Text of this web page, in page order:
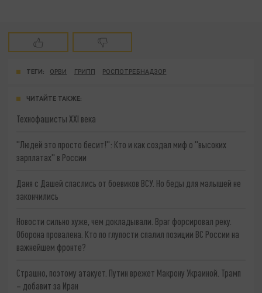
ТЕГИ: ОРВИ ГРИПП РОСПОТРЕБНАДЗОР
ЧИТАЙТЕ ТАКЖЕ:
Технофашисты XXI века
"Людей это просто бесит!": Кто и как создал миф о "высоких
зарплатах" в России
Даня с Дашей спаслись от боевиков ВСУ. Но беды для малышей не
закончились
Новости сильно хуже, чем докладывали. Враг форсировал реку.
Оборона провалена. Кто по глупости спалил позиции ВС России на
важнейшем фронте?
Страшно, поэтому атакует. Путин врежет Макрону Украиной. Трамп
– добавит за Иран